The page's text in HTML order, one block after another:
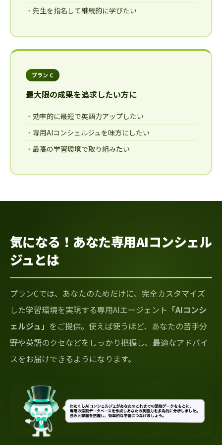
先生を指名して継続的に学びたい
プラン C
最大限の成果を追求したい方に
効率的に最短で英語力アップしたい
専用AIコンシェルジュを味方にしたい
最高の学習環境で取り組みたい
気になる！あなた専用AIコンシェル
ジュとは
プランCでは、あなたのためだけに、完全カスタマイズ
した学習環境を実現する専用AIエージェント 「AIコンシ
ェルジュ」 をご提供。使えば使うほど、あなたの苦手分
野や英語のクセなどをしっかり把握し、最適なアドバイ
スをお届けできるようになります。